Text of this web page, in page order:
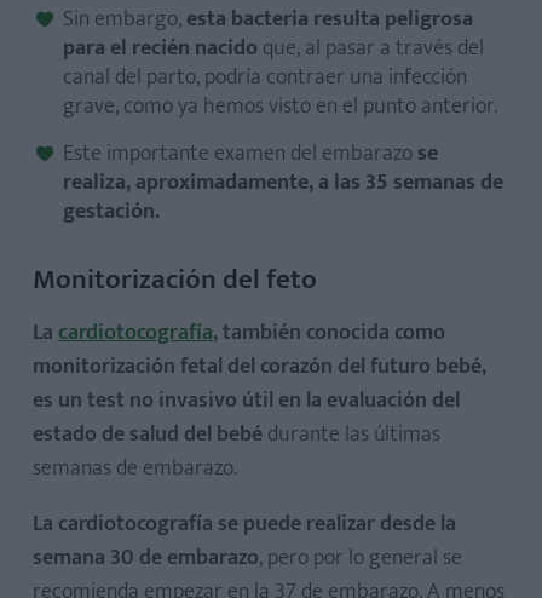
Sin embargo,esta bacteria resulta peligrosa
para el recién nacido que, al pasar a través del
canal del parto, podría contraer una infección
grave, como ya hemos visto en el punto anterior.
Este importante examen del embarazose
realiza, aproximadamente, a las 35 semanas de
gestación.
Monitorización del feto
Lacardiotocografía, también conocida como
monitorización fetal del corazón del futuro bebé,
es un test no invasivo útil en la evaluación del
estado de salud del bebédurante las últimas
semanas de embarazo.
La cardiotocografía se puede realizar desde la
semana 30 de embarazo, pero por lo general se